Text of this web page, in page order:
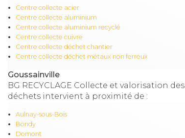
Centre collecte acier
Centre collecte aluminium
Centre collecte aluminium recyclé
Centre collecte cuivre
Centre collecte déchet chantier
Centre collecte déchet métaux non ferreux
Goussainville
BG RECYCLAGE Collecte et valorisation des
déchets intervient à proximité de :
Aulnay-sous-Bois
Bondy
Domont